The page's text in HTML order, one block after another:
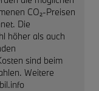
CO₂-Preisen
Die
höher als auch
sind beim
Weitere